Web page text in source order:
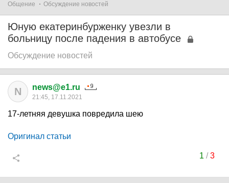
Общение Обсуждение новостей
Юную екатеринбурженку увезли в
больницу после падения в автобусе
Обсуждение новостей
N news@e1.ru
21:45, 17.11.2021
17-летняя девушка повредила шею
Оригинал статьи
1 /3